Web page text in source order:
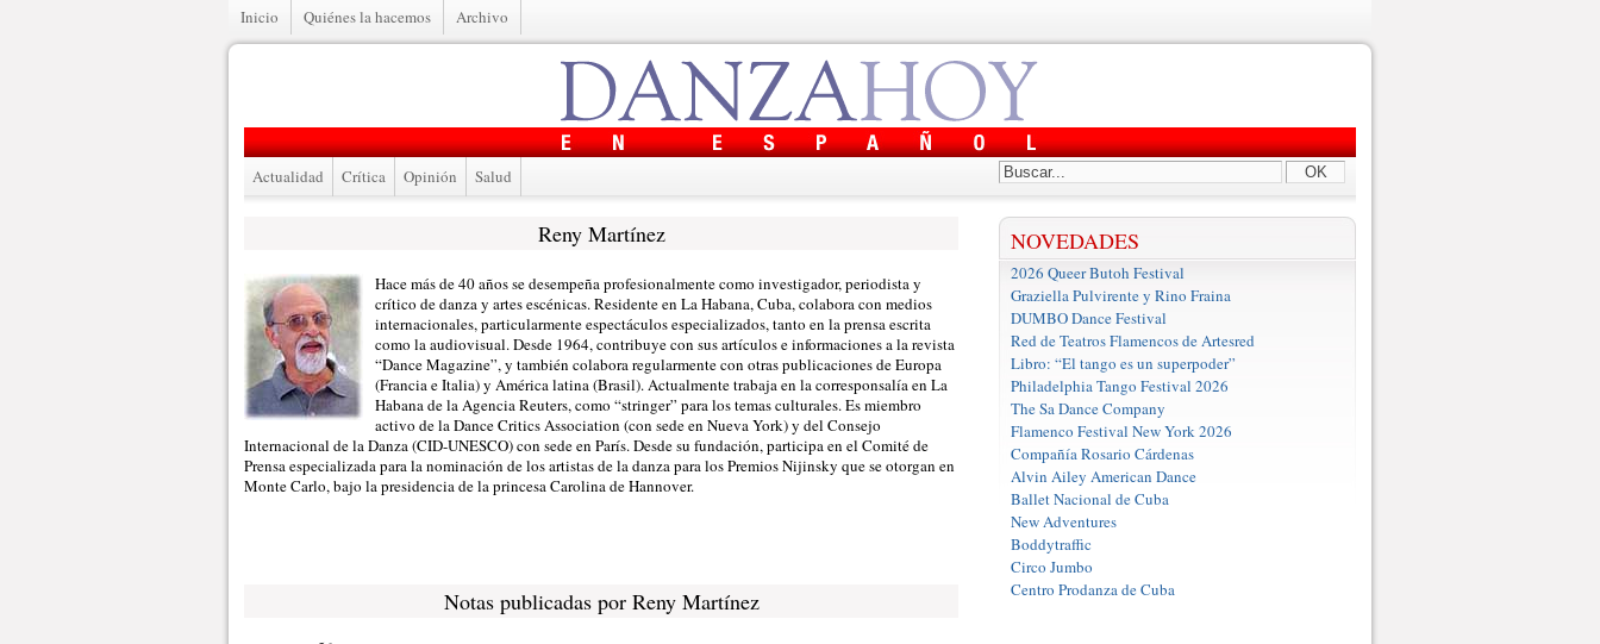
Inicio Quiénes la hacemos Archivo
OK
Actualidad Crítica Opinión Salud
Reny Martínez
Notas publicadas por Reny Martínez
NOVEDADES
2026 Queer Butoh Festival
Graziella Pulvirente y Rino Fraina
DUMBO Dance Festival
Red de Teatros Flamencos de Artesred
Libro: “El tango es un superpoder”
Philadelphia Tango Festival 2026
The Sa Dance Company
Flamenco Festival New York 2026
Compañía Rosario Cárdenas
Alvin Ailey American Dance
Ballet Nacional de Cuba
New Adventures
Boddytraffic
Circo Jumbo
Centro Prodanza de Cuba